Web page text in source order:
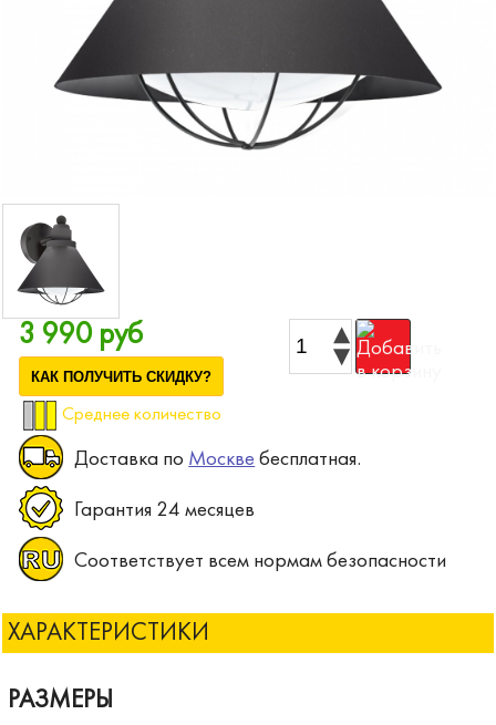
3 990 руб
КАК ПОЛУЧИТЬ СКИДКУ?
Среднее количество
Доставка по Москве бесплатная.
Гарантия 24 месяцев
Соответствует всем нормам безопасности
ХАРАКТЕРИСТИКИ
РАЗМЕРЫ